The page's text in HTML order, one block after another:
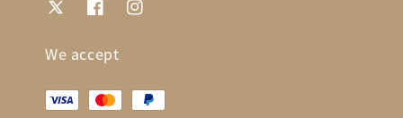
We accept